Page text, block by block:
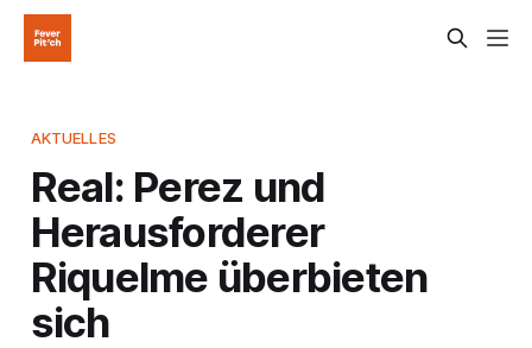
AKTUELLES
Real: Perez und
Herausforderer
Riquelme überbieten
sich